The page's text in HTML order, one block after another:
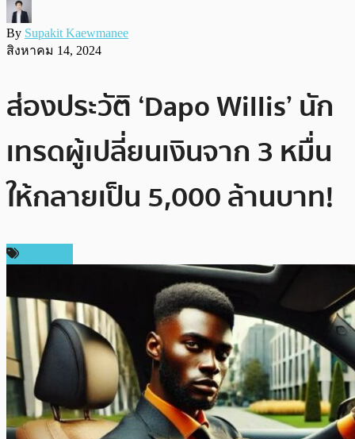
By Supakit Kaewmanee
สิงหาคม 14, 2024
ส่องประวัติ ‘Dapo Willis’ นัก
เทรดผู้เปลี่ยนเงินจาก 3 หมื่น
ให้กลายเป็น 5,000 ล้านบาท!